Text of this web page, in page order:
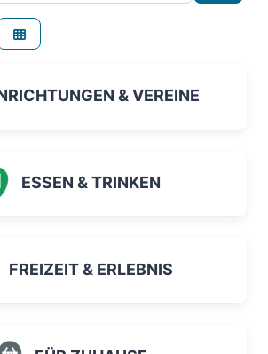
& VEREINE
ESSEN & TRINKEN
FREIZEIT & ERLEBNIS